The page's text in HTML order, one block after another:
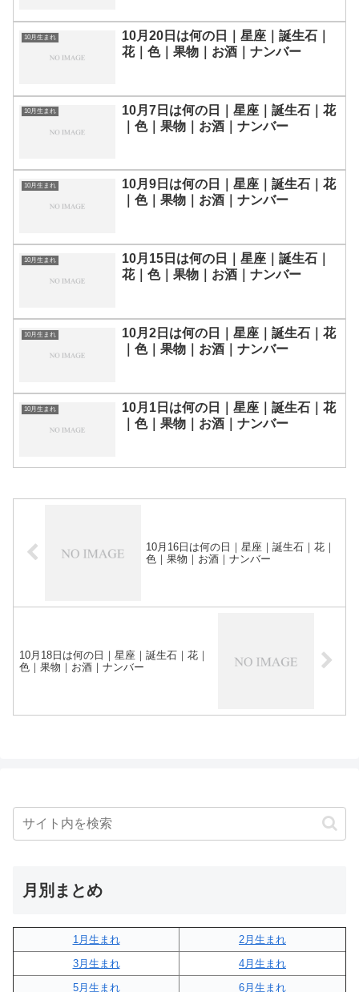
10月生まれ
10月20日は何の日｜星座｜誕生石｜
花｜色｜果物｜お酒｜ナンバー
10月生まれ
10月7日は何の日｜星座｜誕生石｜花
｜色｜果物｜お酒｜ナンバー
10月生まれ
10月9日は何の日｜星座｜誕生石｜花
｜色｜果物｜お酒｜ナンバー
10月生まれ
10月15日は何の日｜星座｜誕生石｜
花｜色｜果物｜お酒｜ナンバー
10月生まれ
10月2日は何の日｜星座｜誕生石｜花
｜色｜果物｜お酒｜ナンバー
10月生まれ
10月1日は何の日｜星座｜誕生石｜花
｜色｜果物｜お酒｜ナンバー
10月16日は何の日｜星座｜誕生石｜花｜
色｜果物｜お酒｜ナンバー
10月18日は何の日｜星座｜誕生石｜花｜
色｜果物｜お酒｜ナンバー
月別まとめ
1月生まれ
2月生まれ
3月生まれ
4月生まれ
5月生まれ
6月生まれ